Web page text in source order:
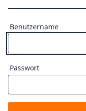
Benutzername
Passwort